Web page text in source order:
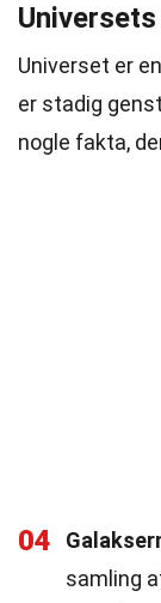
Universet er
er stadig
nogle fakta,
04
samling